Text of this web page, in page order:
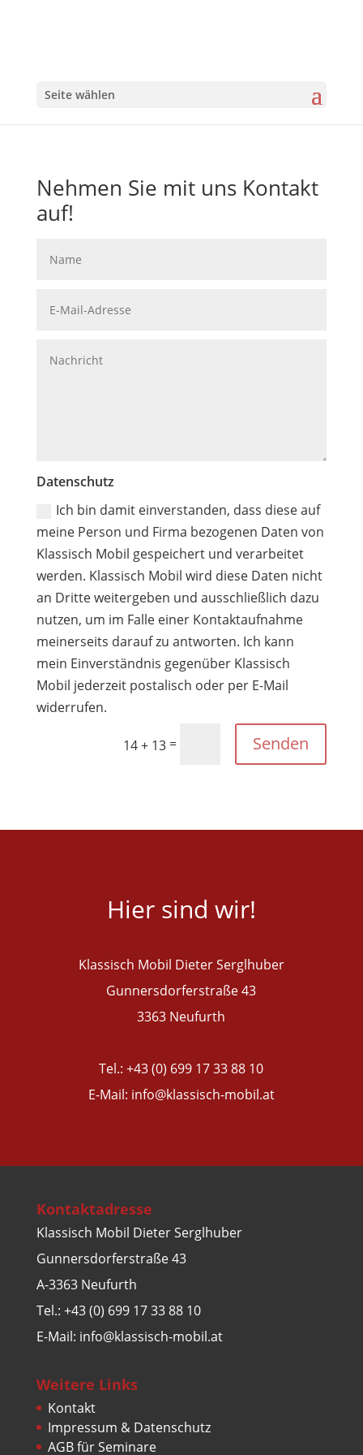
Seite wählen
Nehmen Sie mit uns Kontakt
auf!
Datenschutz
Ich bin damit einverstanden, dass diese auf
meine Person und Firma bezogenen Daten von
Klassisch Mobil gespeichert und verarbeitet
werden. Klassisch Mobil wird diese Daten nicht
an Dritte weitergeben und ausschließlich dazu
nutzen, um im Falle einer Kontaktaufnahme
meinerseits darauf zu antworten. Ich kann
mein Einverständnis gegenüber Klassisch
Mobil jederzeit postalisch oder per E-Mail
widerrufen.
14 + 13 = Senden
Hier sind wir!
Klassisch Mobil Dieter Serglhuber
Gunnersdorferstraße 43
3363 Neufurth
Tel.: +43 (0) 699 17 33 88 10
E-Mail: info@klassisch-mobil.at
Kontaktadresse
Klassisch Mobil Dieter Serglhuber
Gunnersdorferstraße 43
A-3363 Neufurth
Tel.: +43 (0) 699 17 33 88 10
E-Mail: info@klassisch-mobil.at
Weitere Links
Kontakt
Impressum & Datenschutz
AGB für Seminare